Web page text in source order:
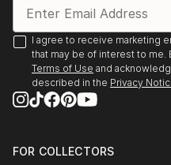
I agree to receive marketing
that may be of interest to me.
Terms of Use and
described in the Privacy
FOR COLLECTORS